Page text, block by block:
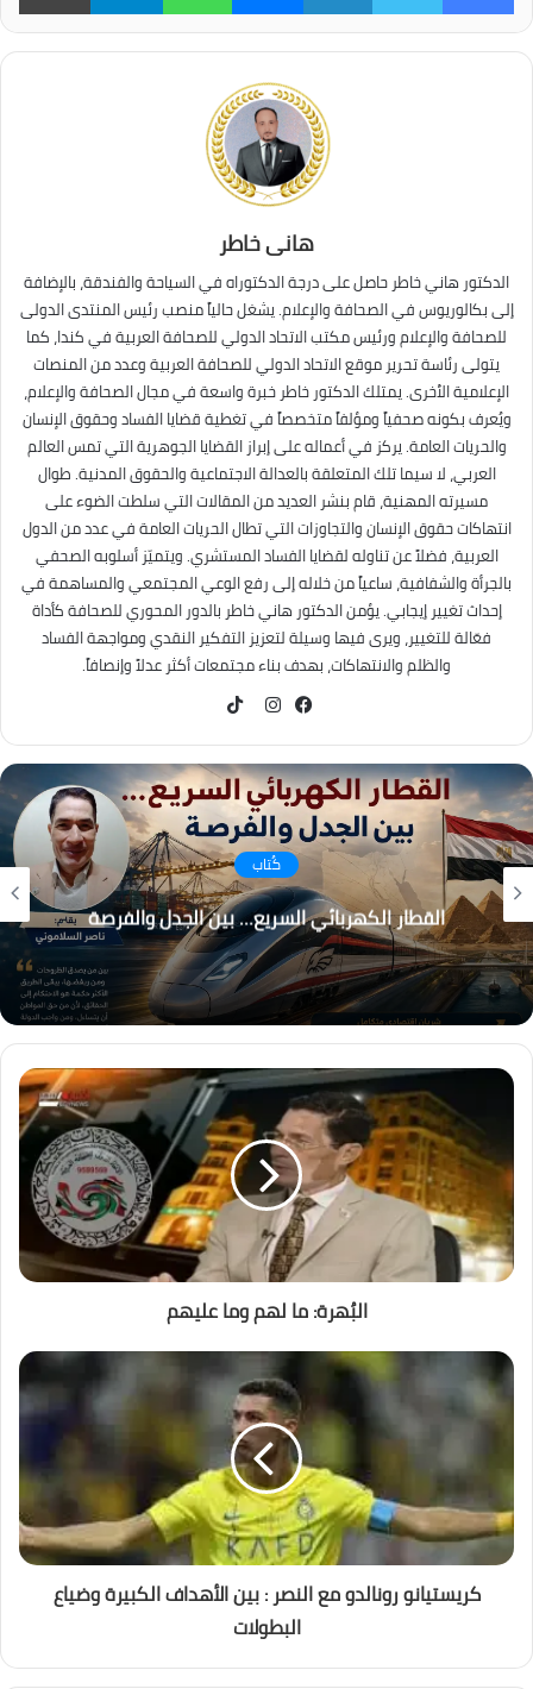
هانى خاطر
الدكتور هاني خاطر حاصل على درجة الدكتوراه في السياحة والفندقة، بالإضافة
إلى بكالوريوس في الصحافة والإعلام. يشغل حالياً منصب رئيس المنتدى الدولى
للصحافة والإعلام ورئيس مكتب الاتحاد الدولي للصحافة العربية في كندا، كما
يتولى رئاسة تحرير موقع الاتحاد الدولي للصحافة العربية وعدد من المنصات
الإعلامية الأخرى. يمتلك الدكتور خاطر خبرة واسعة في مجال الصحافة والإعلام،
ويُعرف بكونه صحفياً ومؤلفاً متخصصاً في تغطية قضايا الفساد وحقوق الإنسان
والحريات العامة. يركز في أعماله على إبراز القضايا الجوهرية التي تمس العالم
العربي، لا سيما تلك المتعلقة بالعدالة الاجتماعية والحقوق المدنية. طوال
مسيرته المهنية، قام بنشر العديد من المقالات التي سلطت الضوء على
انتهاكات حقوق الإنسان والتجاوزات التي تطال الحريات العامة في عدد من الدول
العربية، فضلاً عن تناوله لقضايا الفساد المستشري. ويتميّز أسلوبه الصحفي
بالجرأة والشفافية، ساعياً من خلاله إلى رفع الوعي المجتمعي والمساهمة في
إحداث تغيير إيجابي. يؤمن الدكتور هاني خاطر بالدور المحوري للصحافة كأداة
فعّالة للتغيير، ويرى فيها وسيلة لتعزيز التفكير النقدي ومواجهة الفساد
والظلم والانتهاكات، بهدف بناء مجتمعات أكثر عدلاً وإنصافاً.
كُتاب
القطار الكهربائي السريع… بين الجدل والفرصة
البُهرة: ما لهم وما عليهم
كريستيانو رونالدو مع النصر : بين الأهداف الكبيرة وضياع
البطولات